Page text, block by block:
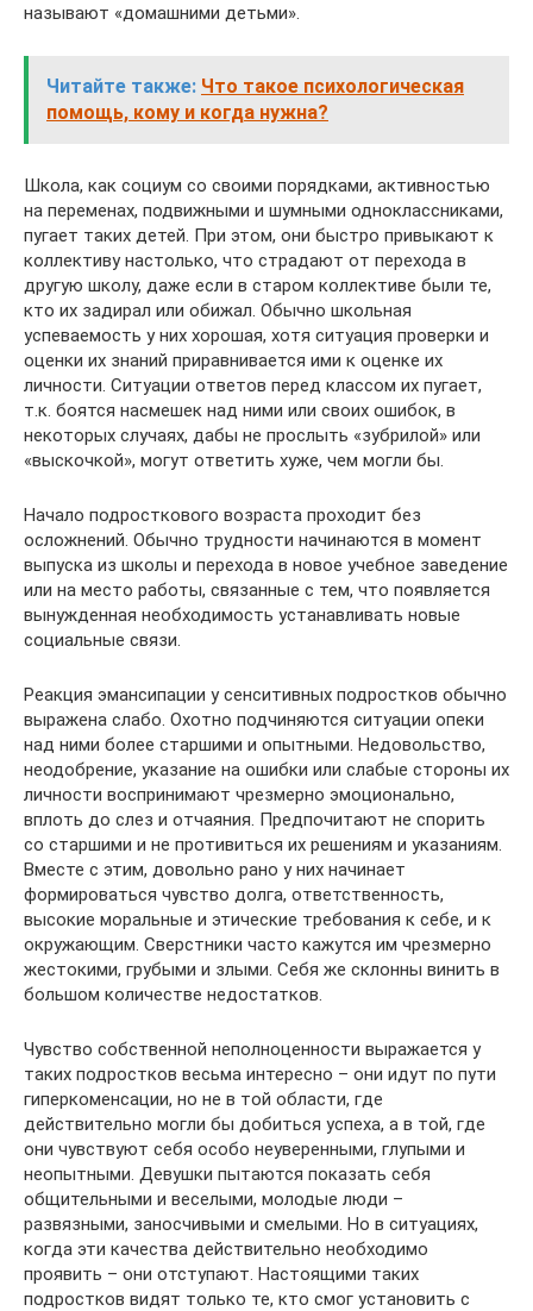
называют «домашними детьми».
Читайте также: Что такое психологическая
помощь, кому и когда нужна?
Школа, как социум со своими порядками, активностью
на переменах, подвижными и шумными одноклассниками,
пугает таких детей. При этом, они быстро привыкают к
коллективу настолько, что страдают от перехода в
другую школу, даже если в старом коллективе были те,
кто их задирал или обижал. Обычно школьная
успеваемость у них хорошая, хотя ситуация проверки и
оценки их знаний приравнивается ими к оценке их
личности. Ситуации ответов перед классом их пугает,
т.к. боятся насмешек над ними или своих ошибок, в
некоторых случаях, дабы не прослыть «зубрилой» или
«выскочкой», могут ответить хуже, чем могли бы.
Начало подросткового возраста проходит без
осложнений. Обычно трудности начинаются в момент
выпуска из школы и перехода в новое учебное заведение
или на место работы, связанные с тем, что появляется
вынужденная необходимость устанавливать новые
социальные связи.
Реакция эмансипации у сенситивных подростков обычно
выражена слабо. Охотно подчиняются ситуации опеки
над ними более старшими и опытными. Недовольство,
неодобрение, указание на ошибки или слабые стороны их
личности воспринимают чрезмерно эмоционально,
вплоть до слез и отчаяния. Предпочитают не спорить
со старшими и не противиться их решениям и указаниям.
Вместе с этим, довольно рано у них начинает
формироваться чувство долга, ответственность,
высокие моральные и этические требования к себе, и к
окружающим. Сверстники часто кажутся им чрезмерно
жестокими, грубыми и злыми. Себя же склонны винить в
большом количестве недостатков.
Чувство собственной неполноценности выражается у
таких подростков весьма интересно – они идут по пути
гиперкоменсации, но не в той области, где
действительно могли бы добиться успеха, а в той, где
они чувствуют себя особо неуверенными, глупыми и
неопытными. Девушки пытаются показать себя
общительными и веселыми, молодые люди –
развязными, заносчивыми и смелыми. Но в ситуациях,
когда эти качества действительно необходимо
проявить – они отступают. Настоящими таких
подростков видят только те, кто смог установить с